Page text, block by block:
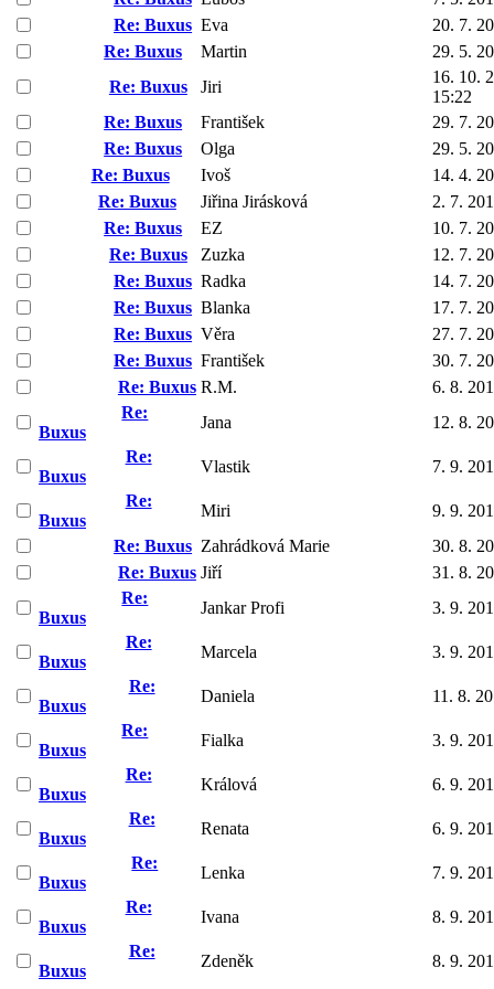
Re: Buxus Eva
20. 7.
Re: Buxus
Martin
29. 5.
Re: Buxus
Jiri
16. 10.
15:22
Re: Buxus
František
29. 7.
Re: Buxus
Olga
29. 5.
Re: Buxus
Ivoš
14. 4.
Re: Buxus
Jiřina Jirásková
2. 7.
Re: Buxus
EZ
10. 7.
Re: Buxus
Zuzka
12. 7.
Re: Buxus Radka
14. 7.
Re: Buxus Blanka
17. 7.
Re: Buxus Věra
27. 7.
Re: Buxus František
30. 7.
Re: Buxus R.M.
6. 8.
Re:
Buxus
Jana
12. 8.
Re:
Buxus
Vlastik
7. 9.
Re:
Buxus
Miri
9. 9.
Re: Buxus Zahrádková Marie
30. 8.
Re: Buxus Jiří
31. 8.
Re:
Buxus
Jankar Profi
3. 9.
Re:
Buxus
Marcela
3. 9.
Re:
Buxus
Daniela
11. 8.
Re:
Buxus
Fialka
3. 9.
Re:
Buxus
Králová
6. 9.
Re:
Buxus
Renata
6. 9.
Re:
Buxus
Lenka
7. 9.
Re:
Buxus
Ivana
8. 9.
Re:
Buxus
Zdeněk
8. 9.